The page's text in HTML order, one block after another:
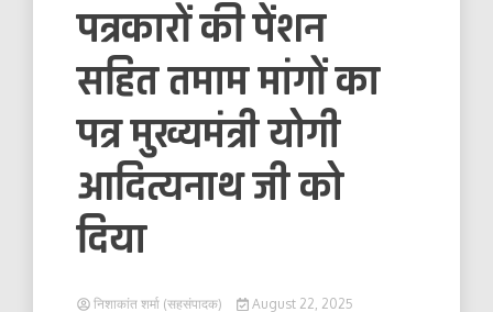
पत्रकारों की पेंशन
सहित तमाम मांगों का
पत्र मुख्यमंत्री योगी
आदित्यनाथ जी को
दिया
निशाकांत शर्मा (सहसंपादक)
August 22, 2025